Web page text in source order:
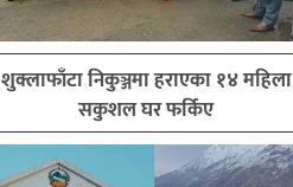
शुक्लाफाँटा निकुञ्जमा हराएका १४ महिला
सकुशल घर फर्किए